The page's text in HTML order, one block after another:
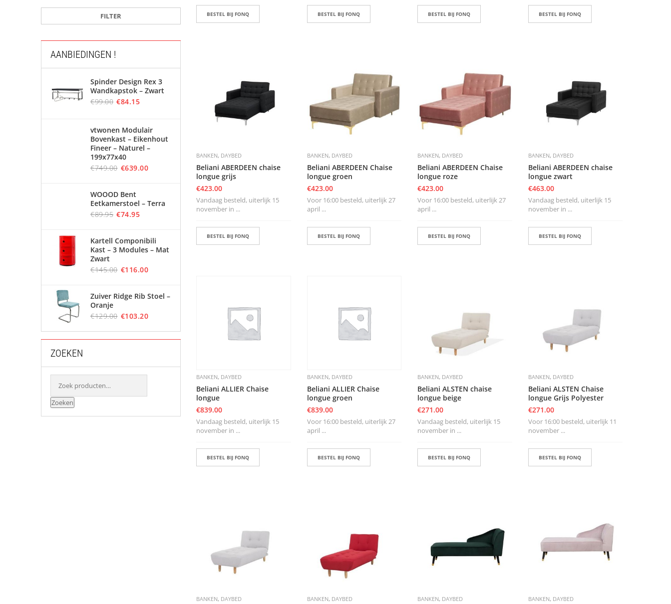
FILTER
AANBIEDINGEN !
Spinder Design Rex 3
Wandkapstok – Zwart
€99.00 €84.15
vtwonen Modulair
Bovenkast – Eikenhout
Fineer – Naturel –
199x77x40
€749.00 €639.00
WOOOD Bent
Eetkamerstoel – Terra
€89.95 €74.95
Kartell Componibili
Kast – 3 Modules – Mat
Zwart
€145.00 €116.00
Zuiver Ridge Rib Stoel –
Oranje
€129.00 €103.20
ZOEKEN
Zoeken
BESTEL BIJ FONQ BESTEL BIJ FONQ BESTEL BIJ FONQ BESTEL BIJ FONQ
BANKEN, DAYBED
Beliani ABERDEEN chaise
longue grijs
€423.00
Vandaag besteld, uiterlijk 15
november in ...
BESTEL BIJ FONQ
BANKEN, DAYBED
Beliani ABERDEEN Chaise
longue groen
€423.00
Voor 16:00 besteld, uiterlijk 27
april ...
BESTEL BIJ FONQ
BANKEN, DAYBED
Beliani ABERDEEN Chaise
longue roze
€423.00
Voor 16:00 besteld, uiterlijk 27
april ...
BESTEL BIJ FONQ
BANKEN, DAYBED
Beliani ABERDEEN chaise
longue zwart
€463.00
Vandaag besteld, uiterlijk 15
november in ...
BESTEL BIJ FONQ
BANKEN, DAYBED
Beliani ALLIER Chaise
longue
€839.00
Vandaag besteld, uiterlijk 15
november in ...
BESTEL BIJ FONQ
BANKEN, DAYBED
Beliani ALLIER Chaise
longue groen
€839.00
Voor 16:00 besteld, uiterlijk 27
april ...
BESTEL BIJ FONQ
BANKEN, DAYBED
Beliani ALSTEN chaise
longue beige
€271.00
Vandaag besteld, uiterlijk 15
november in ...
BESTEL BIJ FONQ
BANKEN, DAYBED
Beliani ALSTEN Chaise
longue Grijs Polyester
€271.00
Voor 16:00 besteld, uiterlijk 11
november ...
BESTEL BIJ FONQ
BANKEN, DAYBED BANKEN, DAYBED BANKEN, DAYBED BANKEN, DAYBED